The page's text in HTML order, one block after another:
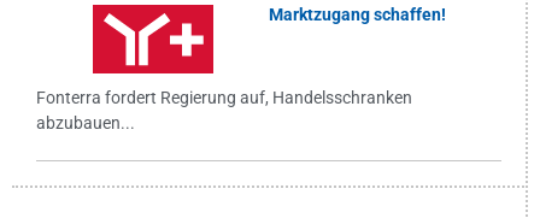
Marktzugang schaffen!
Fonterra fordert Regierung auf, Handelsschranken
abzubauen...